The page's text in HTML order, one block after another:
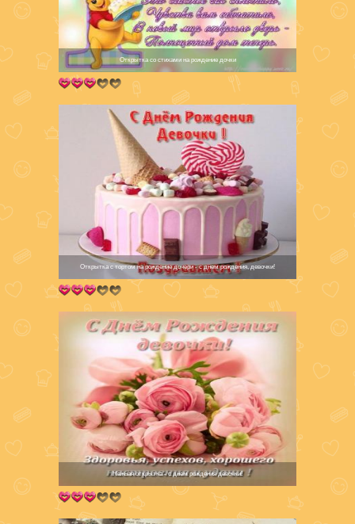
Открытка со стихами на рождение дочки
Открытка с тортом на рождение дочери - с днем рождения, девочки!
Нежная открытка - с днем рождения девочки!